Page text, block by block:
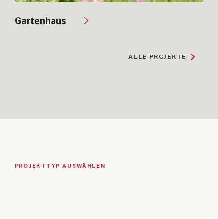
Gartenhaus
ALLE PROJEKTE
PROJEKTTYP AUSWÄHLEN